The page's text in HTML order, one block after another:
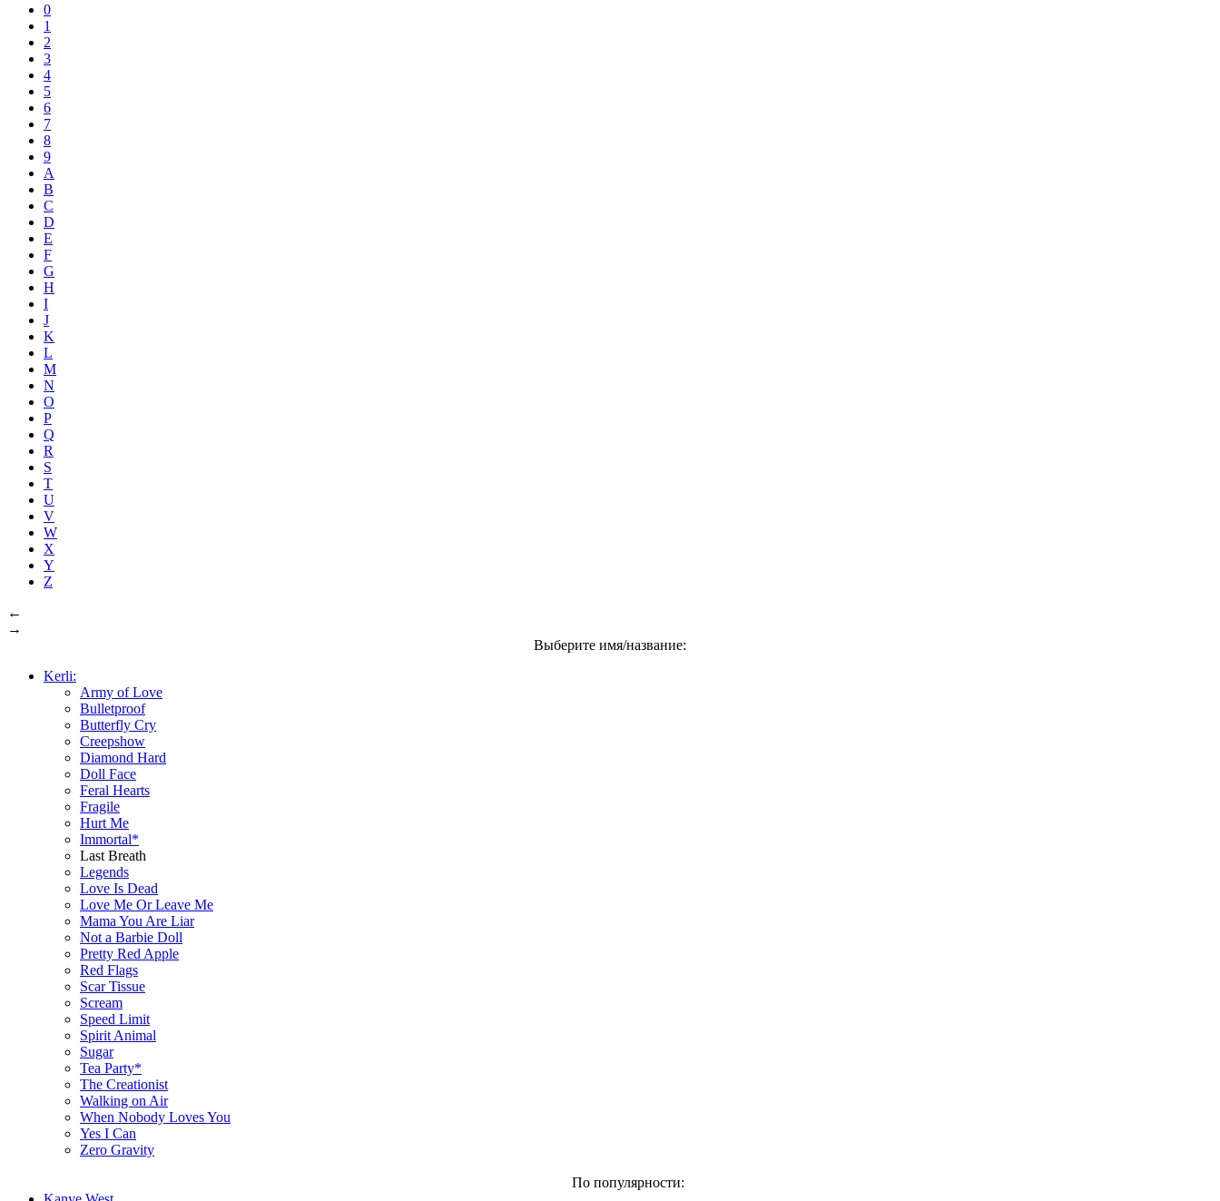
0
1
2
3
4
5
6
7
8
9
A
B
C
D
E
F
G
H
I
J
K
L
M
N
O
P
Q
R
S
T
U
V
W
X
Y
Z
←
→
Выберите имя/название:
Kerli:
Army of Love
Bulletproof
Butterfly Cry
Creepshow
Diamond Hard
Doll Face
Feral Hearts
Fragile
Hurt Me
Immortal*
Last Breath
Legends
Love Is Dead
Love Me Or Leave Me
Mama You Are Liar
Not a Barbie Doll
Pretty Red Apple
Red Flags
Scar Tissue
Scream
Speed Limit
Spirit Animal
Sugar
Tea Party*
The Creationist
Walking on Air
When Nobody Loves You
Yes I Can
Zero Gravity
По популярности: